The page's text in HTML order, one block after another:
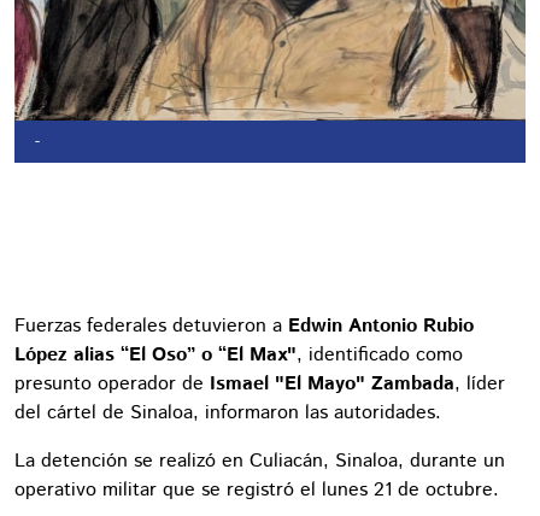
-
Fuerzas federales detuvieron a Edwin Antonio Rubio
López alias “El Oso” o “El Max", identificado como
presunto operador de Ismael "El Mayo" Zambada, líder
del cártel de Sinaloa, informaron las autoridades.
La detención se realizó en Culiacán, Sinaloa, durante un
operativo militar que se registró el lunes 21 de octubre.